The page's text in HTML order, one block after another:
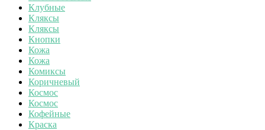
Клубные
Кляксы
Кляксы
Кнопки
Кожа
Кожа
Комиксы
Коричневый
Космос
Космос
Кофейные
Краска